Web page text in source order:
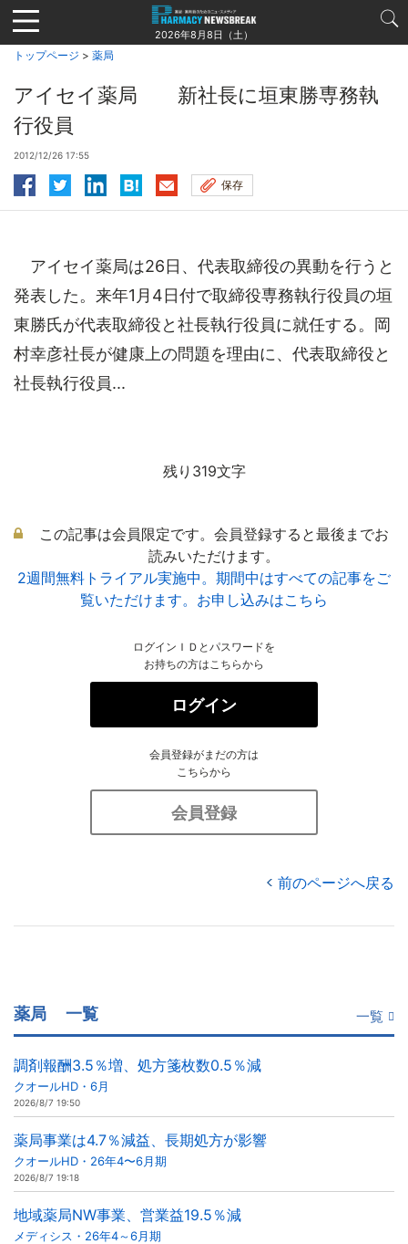
Jump
to
navigation
2026年8月8日（土）
トップページ > 薬局
アイセイ薬局 新社長に垣東勝専務執
行役員
2012/12/26 17:55
保存
アイセイ薬局は26日、代表取締役の異動を行うと
発表した。来年1月4日付で取締役専務執行役員の垣
東勝氏が代表取締役と社長執行役員に就任する。岡
村幸彦社長が健康上の問題を理由に、代表取締役と
社長執行役員...
残り319文字
この記事は会員限定です。会員登録すると最後までお
読みいただけます。
2週間無料トライアル実施中。期間中はすべての記事をご
覧いただけます。お申し込みはこちら
ログインＩＤとパスワードを
お持ちの方はこちらから
ログイン
会員登録がまだの方は
こちらから
会員登録
前のページへ戻る
薬局 一覧 一覧
調剤報酬3.5％増、処方箋枚数0.5％減
クオールHD・6月
2026/8/7 19:50
薬局事業は4.7％減益、長期処方が影響
クオールHD・26年4〜6月期
2026/8/7 19:18
地域薬局NW事業、営業益19.5％減
メディシス・26年4～6月期